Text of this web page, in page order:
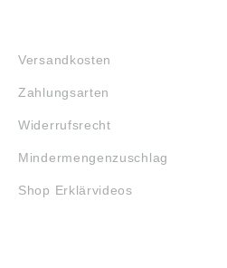
Versandkosten
Zahlungsarten
Widerrufsrecht
Mindermengenzuschlag
Shop Erklärvideos